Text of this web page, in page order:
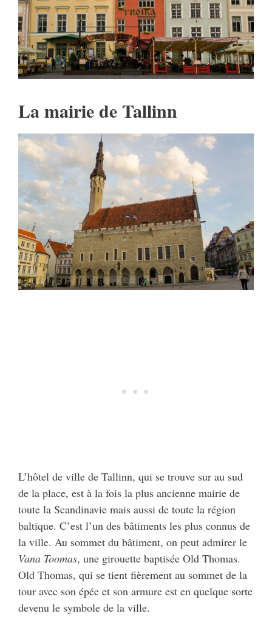
La mairie de Tallinn
L’hôtel de ville de Tallinn, qui se trouve sur au sud
de la place, est à la fois la plus ancienne mairie de
toute la Scandinavie mais aussi de toute la région
baltique. C’est l’un des bâtiments les plus connus de
la ville. Au sommet du bâtiment, on peut admirer le
Vana Toomas, une girouette baptisée Old Thomas.
Old Thomas, qui se tient fièrement au sommet de la
tour avec son épée et son armure est en quelque sorte
devenu le symbole de la ville.